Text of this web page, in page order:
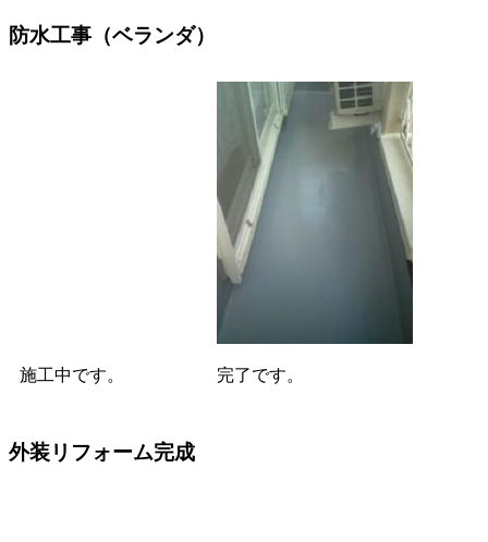
防水工事（ベランダ）
施工中です。 完了です。
外装リフォーム完成